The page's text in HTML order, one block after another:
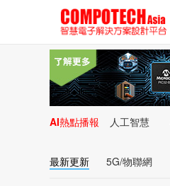
AI熱點播報 人工智慧
最新更新 5G/物聯網